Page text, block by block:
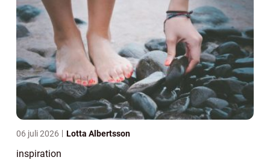
06 juli 2026 Lotta Albertsson
inspiration